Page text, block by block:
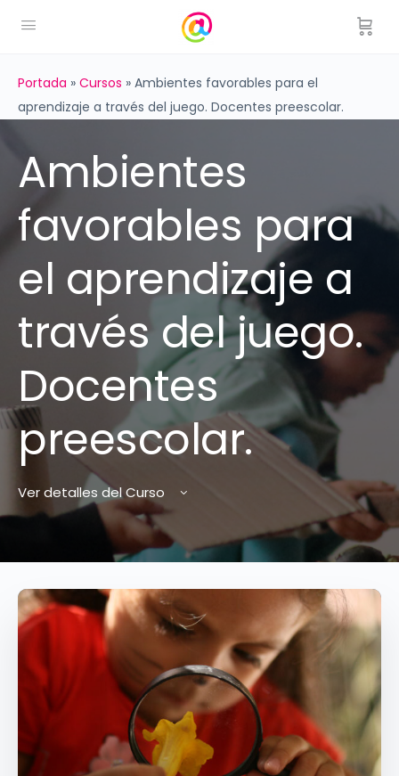
Portada » Cursos » Ambientes favorables para el
aprendizaje a través del juego. Docentes preescolar.
Ambientes
favorables para
el aprendizaje a
través del juego.
Docentes
preescolar.
Ver detalles del Curso